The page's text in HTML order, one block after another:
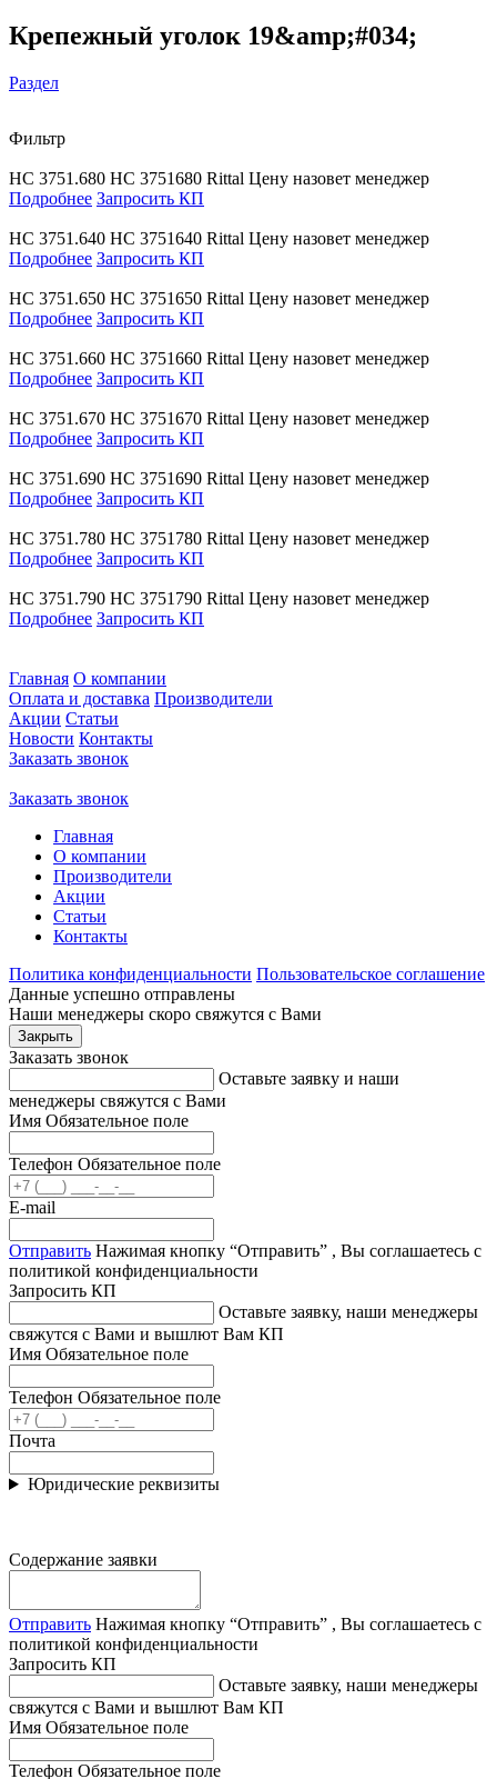
Крепежный уголок 19&amp;#034;
Раздел
Фильтр
HC 3751.680 HC 3751680 Rittal Цену назовет менеджер
Подробнее Запросить КП
HC 3751.640 HC 3751640 Rittal Цену назовет менеджер
Подробнее Запросить КП
HC 3751.650 HC 3751650 Rittal Цену назовет менеджер
Подробнее Запросить КП
HC 3751.660 HC 3751660 Rittal Цену назовет менеджер
Подробнее Запросить КП
HC 3751.670 HC 3751670 Rittal Цену назовет менеджер
Подробнее Запросить КП
HC 3751.690 HC 3751690 Rittal Цену назовет менеджер
Подробнее Запросить КП
HC 3751.780 HC 3751780 Rittal Цену назовет менеджер
Подробнее Запросить КП
HC 3751.790 HC 3751790 Rittal Цену назовет менеджер
Подробнее Запросить КП
Главная О компании
Оплата и доставка Производители
Акции Статьи
Новости Контакты
Заказать звонок
Заказать звонок
Главная
О компании
Производители
Акции
Статьи
Контакты
Политика конфиденциальности Пользовательское соглашение
Данные успешно отправлены
Наши менеджеры скоро свяжутся с Вами
Закрыть
Заказать звонок
Оставьте заявку и наши
менеджеры свяжутся с Вами
Имя Обязательное поле
Телефон Обязательное поле
E-mail
Отправить Нажимая кнопку “Отправить” , Вы соглашаетесь с
политикой конфиденциальности
Запросить КП
Оставьте заявку, наши менеджеры
свяжутся с Вами и вышлют Вам КП
Имя Обязательное поле
Телефон Обязательное поле
Почта
Юридические реквизиты
Содержание заявки
Отправить Нажимая кнопку “Отправить” , Вы соглашаетесь с
политикой конфиденциальности
Запросить КП
Оставьте заявку, наши менеджеры
свяжутся с Вами и вышлют Вам КП
Имя Обязательное поле
Телефон Обязательное поле